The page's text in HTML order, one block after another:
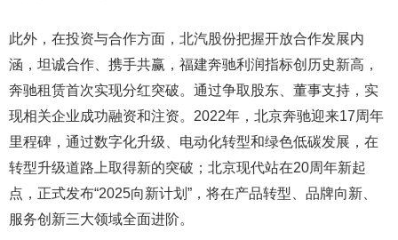
此外，在投资与合作方面，北汽股份把握开放合作发展内
涵，坦诚合作、携手共赢，福建奔驰利润指标创历史新高，
奔驰租赁首次实现分红突破。通过争取股东、董事支持，实
现相关企业成功融资和注资。2022年，北京奔驰迎来17周年
里程碑，通过数字化升级、电动化转型和绿色低碳发展，在
转型升级道路上取得新的突破；北京现代站在20周年新起
点，正式发布“2025向新计划”，将在产品转型、品牌向新、
服务创新三大领域全面进阶。